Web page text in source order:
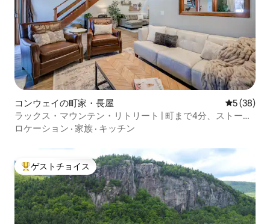
コンウェイの町家・長屋 レビュー
5 (38)
ラックス・マウンテン・リトリート | 町まで4分、ストーリ
ーランドまで8分
ロケーション · 家族 · キッチン
大好評のゲストチョイスです。
ゲストチョイス